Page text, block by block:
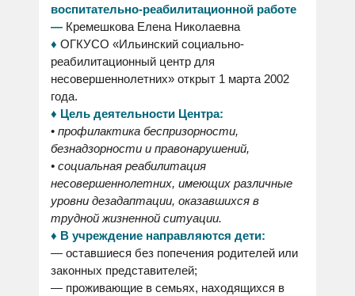
воспитательно-реабилитационной работе
— Кремешкова Елена Николаевна
♦ ОГКУСО «Ильинский социально-
реабилитационный центр для
несовершеннолетних» открыт 1 марта 2002
года.
♦ Цель деятельности Центра:
• профилактика беспризорности,
безнадзорности и правонарушений,
• социальная реабилитация
несовершеннолетних, имеющих различные
уровни дезадаптации, оказавшихся в
трудной жизненной ситуации.
♦ В учреждение направляются дети:
— оставшиеся без попечения родителей или
законных представителей;
— проживающие в семьях, находящихся в